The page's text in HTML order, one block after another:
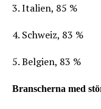
3. Italien, 85 %
4. Schweiz, 83 %
5. Belgien, 83 %
Branscherna med